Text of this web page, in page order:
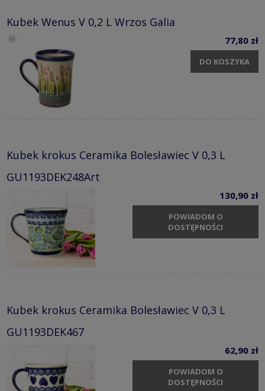
Kubek Wenus V 0,2 L Wrzos Galia
77,80 zł
DO KOSZYKA
Kubek krokus Ceramika Bolesławiec V 0,3 L
GU1193DEK248Art
130,90 zł
POWIADOM O
DOSTĘPNOŚCI
Kubek krokus Ceramika Bolesławiec V 0,3 L
GU1193DEK467
62,90 zł
POWIADOM O
DOSTĘPNOŚCI